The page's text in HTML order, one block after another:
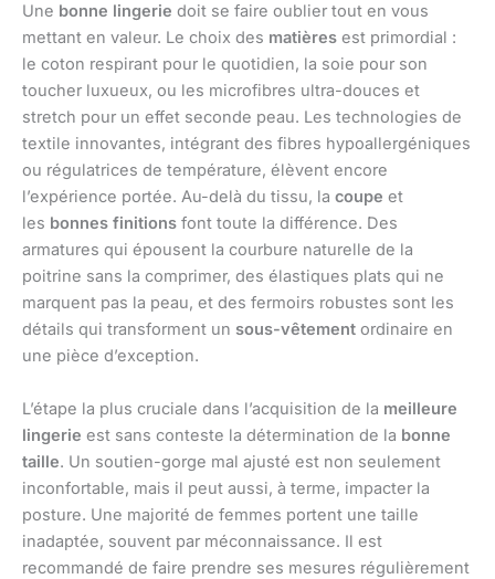
Une bonne lingerie doit se faire oublier tout en vous
mettant en valeur. Le choix des matières est primordial :
le coton respirant pour le quotidien, la soie pour son
toucher luxueux, ou les microfibres ultra-douces et
stretch pour un effet seconde peau. Les technologies de
textile innovantes, intégrant des fibres hypoallergéniques
ou régulatrices de température, élèvent encore
l’expérience portée. Au-delà du tissu, la coupe et
les bonnes finitions font toute la différence. Des
armatures qui épousent la courbure naturelle de la
poitrine sans la comprimer, des élastiques plats qui ne
marquent pas la peau, et des fermoirs robustes sont les
détails qui transforment un sous-vêtement ordinaire en
une pièce d’exception.
L’étape la plus cruciale dans l’acquisition de la meilleure
lingerie est sans conteste la détermination de la bonne
taille. Un soutien-gorge mal ajusté est non seulement
inconfortable, mais il peut aussi, à terme, impacter la
posture. Une majorité de femmes portent une taille
inadaptée, souvent par méconnaissance. Il est
recommandé de faire prendre ses mesures régulièrement